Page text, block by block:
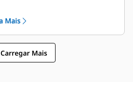
substituição no campo, ajudando a
reduzir o tempo de serviço e
prolongar a vida útil.
O projeto acionado a óleo elimina
a necessidade de verificar a carga
Mais
Carregar Mais